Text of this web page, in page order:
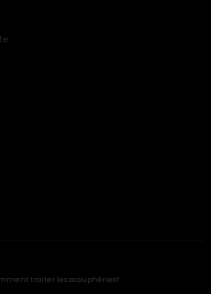
traiter les acouphènes?